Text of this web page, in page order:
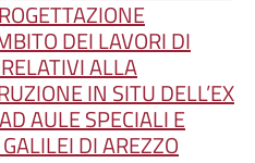
DEI LAVORI DI
ALLA
IN SITU DELL’EX
AULE SPECIALI E
DI AREZZO